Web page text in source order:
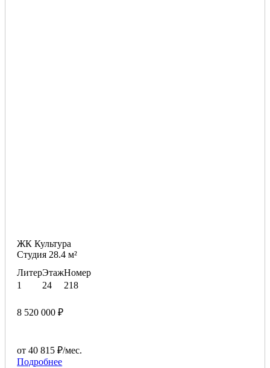
ЖК Культура
Студия 28.4 м²
Литер
1
Этаж
24
Номер
218
8 520 000 ₽
от 40 815 ₽/мес.
Подробнее